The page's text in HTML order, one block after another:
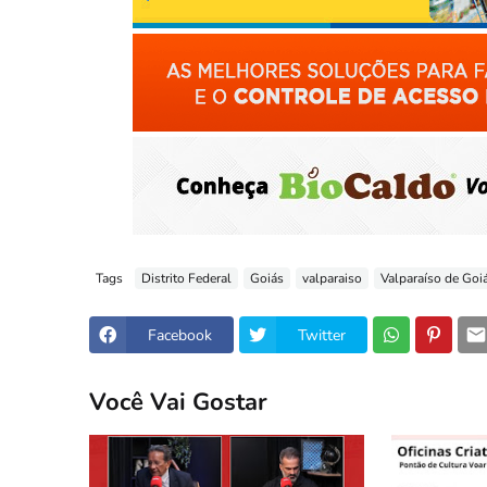
Tags Distrito Federal Goiás valparaiso Valparaíso de
Facebook Twitter
Você Vai Gostar